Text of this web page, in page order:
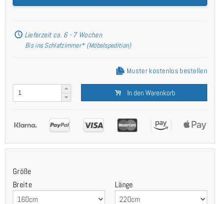
Lieferzeit ca. 6 - 7 Wochen
Bis ins Schlafzimmer* (Möbelspedition)
Muster kostenlos bestellen
In den Warenkorb
Größe
Breite
Länge